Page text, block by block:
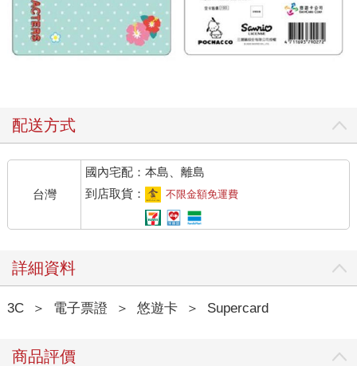
配送方式
台灣
國內宅配：本島、離島
到店取貨：
不限金額免運費
詳細資料
3C ＞ 電子票證 ＞ 悠遊卡 ＞ Supercard
商品評價